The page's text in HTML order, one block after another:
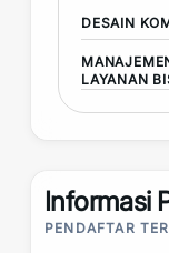
DESAIN
LAYANAN
Informasi
PENDAFTAR